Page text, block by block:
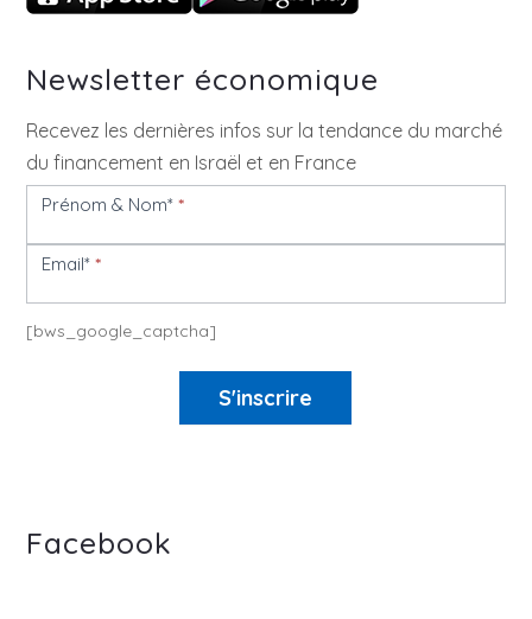
Newsletter économique
Recevez les dernières infos sur la tendance du marché
du financement en Israël et en France
Newsletter
Prénom & Nom**
Email**
[bws_google_captcha]
S'inscrire
Facebook